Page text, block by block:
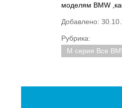
моделям BMW
Добавлено:
Рубрика:
M серия Все